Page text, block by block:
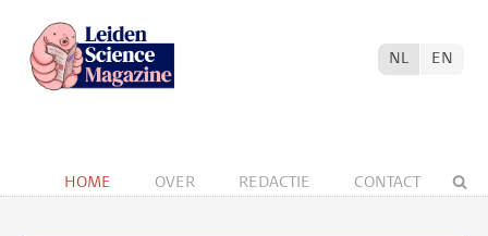
HOME OVER REDACTIE CONTACT
NL EN